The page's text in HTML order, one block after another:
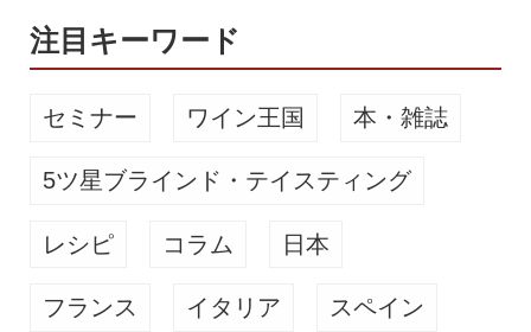
注目キーワード
セミナー ワイン王国 本・雑誌
5ツ星ブラインド・テイスティング
レシピ コラム 日本
フランス イタリア スペイン